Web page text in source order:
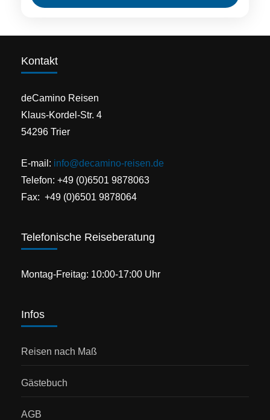
Kontakt
deCamino Reisen
Klaus-Kordel-Str. 4
54296 Trier
E-mail: info@decamino-reisen.de
Telefon: +49 (0)6501 9878063
Fax: +49 (0)6501 9878064
Telefonische Reiseberatung
Montag-Freitag: 10:00-17:00 Uhr
Infos
Reisen nach Maß
Gästebuch
AGB